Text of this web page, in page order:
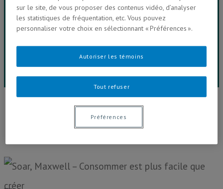
Vidéos & Balados
Salle de presse
Contactez-nous
24h (dé)connecté
Plus de 100 personnes étudiant à la Faculté de
des médias électroniques et réseaux
sur le site, de vous proposer des contenus vidéo, d’analyser
les statistiques de fréquentation, etc. Vous pouvez
personnaliser votre choix en sélectionnant « Préférences ».
Tout refuser
Autoriser les témoins
Préférences